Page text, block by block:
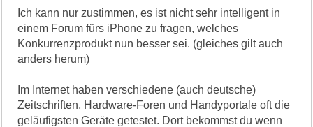
Ich kann nur zustimmen, es ist nicht sehr intelligent in
einem Forum fürs iPhone zu fragen, welches
Konkurrenzprodukt nun besser sei. (gleiches gilt auch
anders herum)
Im Internet haben verschiedene (auch deutsche)
Zeitschriften, Hardware-Foren und Handyportale oft die
geläufigsten Geräte getestet. Dort bekommst du wenn